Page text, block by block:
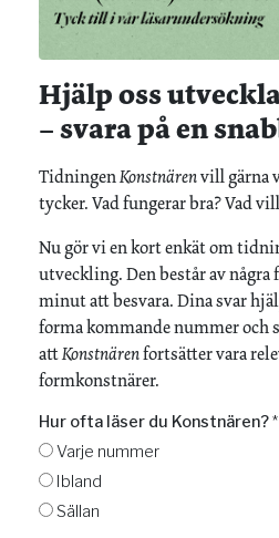
Hjälp oss
– svara på en
TidningenKonstnärenvill gärna
tycker. Vad fungerar bra? Vad
Nu gör vi en kort enkät om
utveckling. Den består av några
minut att besvara. Dina svar
forma kommande nummer och
attKonstnärenfortsätter vara
formkonstnärer.
Hur ofta läser du Konstnären?*
Varje nummer
Ibland
Sällan